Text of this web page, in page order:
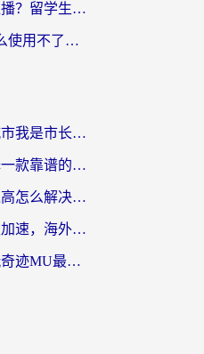
海外哪里能看奥运直播？留学生&海外华人必看的体育赛事观赛终极指南
12123交管在国外怎么使用不了？海外华人必看的无缝访问国内资源指南
意大利怎么玩模拟城市我是市长？海外党国服游戏加速终极攻略（附三国3量子特攻解决办法）
人在海外，如何选择一款靠谱的玩剑灵2加速器？
国外玩灌篮高手延迟高怎么解决？海外玩家国服游戏加速终极指南
非人学园加速器超级加速，海外玩家重返国服的通行证
国外用什么加速器玩奇迹MU最好？2026海外玩家国服游戏加速全攻略